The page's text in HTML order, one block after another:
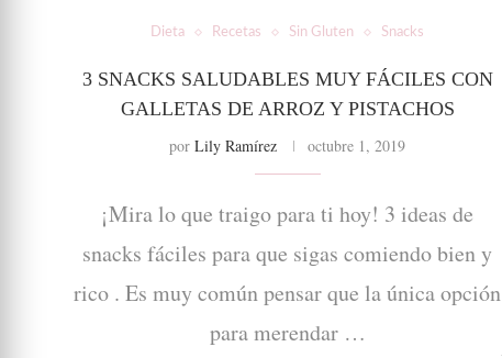
Dieta Recetas Sin Gluten Snacks
3 SNACKS SALUDABLES MUY FÁCILES CON
GALLETAS DE ARROZ Y PISTACHOS
porLily Ramírez octubre 1, 2019
¡Mira lo que traigo para ti hoy! 3 ideas de
snacks fáciles para que sigas comiendo bien y
rico . Es muy común pensar que la única opción
para merendar …